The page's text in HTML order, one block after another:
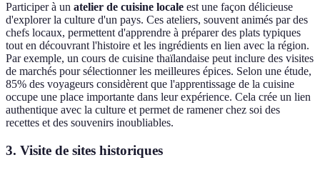
Participer à un atelier de cuisine locale est une façon délicieuse
d'explorer la culture d'un pays. Ces ateliers, souvent animés par des
chefs locaux, permettent d'apprendre à préparer des plats typiques
tout en découvrant l'histoire et les ingrédients en lien avec la région.
Par exemple, un cours de cuisine thaïlandaise peut inclure des visites
de marchés pour sélectionner les meilleures épices. Selon une étude,
85% des voyageurs considèrent que l'apprentissage de la cuisine
occupe une place importante dans leur expérience. Cela crée un lien
authentique avec la culture et permet de ramener chez soi des
recettes et des souvenirs inoubliables.
3. Visite de sites historiques